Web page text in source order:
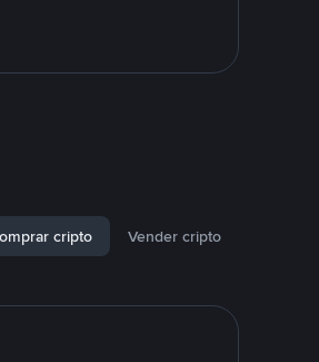
cripto Vender cripto